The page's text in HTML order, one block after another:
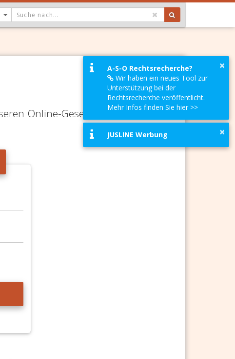
DROPDOWN: GEWÄHLTER WERT IST ALLE
Online-Gesetze-Services und
×
A-S-O Rechtsrecherche?
Wir haben ein neues Tool zur
Unterstützung bei der
Rechtsrecherche veröffentlicht.
Mehr Infos finden Sie hier >>
×
JUSLINE Werbung